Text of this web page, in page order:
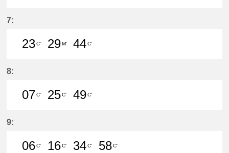
7:
23C'
29M'
44C'
8:
07C'
25C'
49C'
9:
06C'
16C'
34C'
58C'